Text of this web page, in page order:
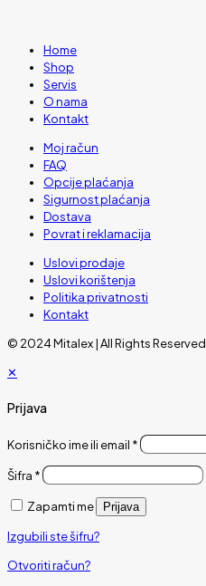
Home
Shop
Servis
O nama
Kontakt
Moj račun
FAQ
Opcije plaćanja
Sigurnost plaćanja
Dostava
Povrat i reklamacija
Uslovi prodaje
Uslovi korištenja
Politika privatnosti
Kontakt
© 2024 Mitalex | All Rights Reserved
✕
Prijava
Korisničko ime ili email *
Šifra *
Zapamti me Prijava
Izgubili ste šifru?
Otvoriti račun?